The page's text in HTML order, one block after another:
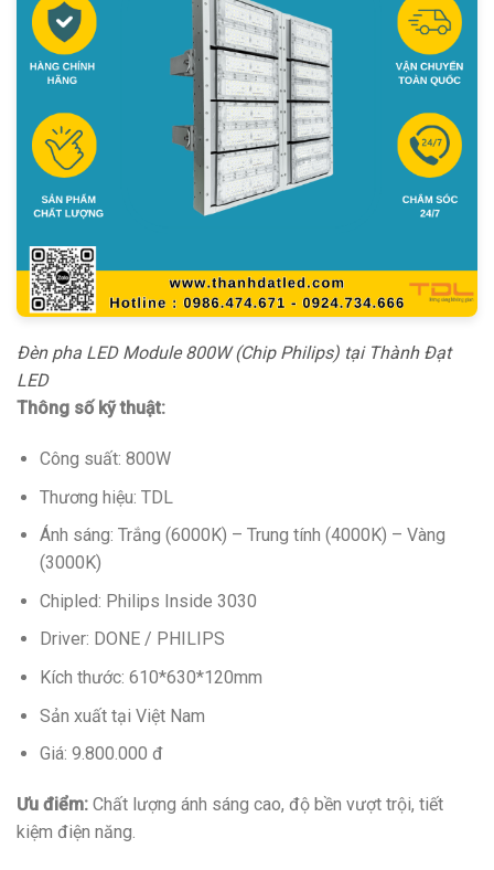
Đèn pha LED Module 800W (Chip Philips) tại Thành Đạt
LED
Thông số kỹ thuật:
Công suất: 800W
Thương hiệu: TDL
Ánh sáng: Trắng (6000K) – Trung tính (4000K) – Vàng
(3000K)
Chipled: Philips Inside 3030
Driver: DONE / PHILIPS
Kích thước: 610*630*120mm
Sản xuất tại Việt Nam
Giá: 9.800.000 đ
Ưu điểm: Chất lượng ánh sáng cao, độ bền vượt trội, tiết
kiệm điện năng.